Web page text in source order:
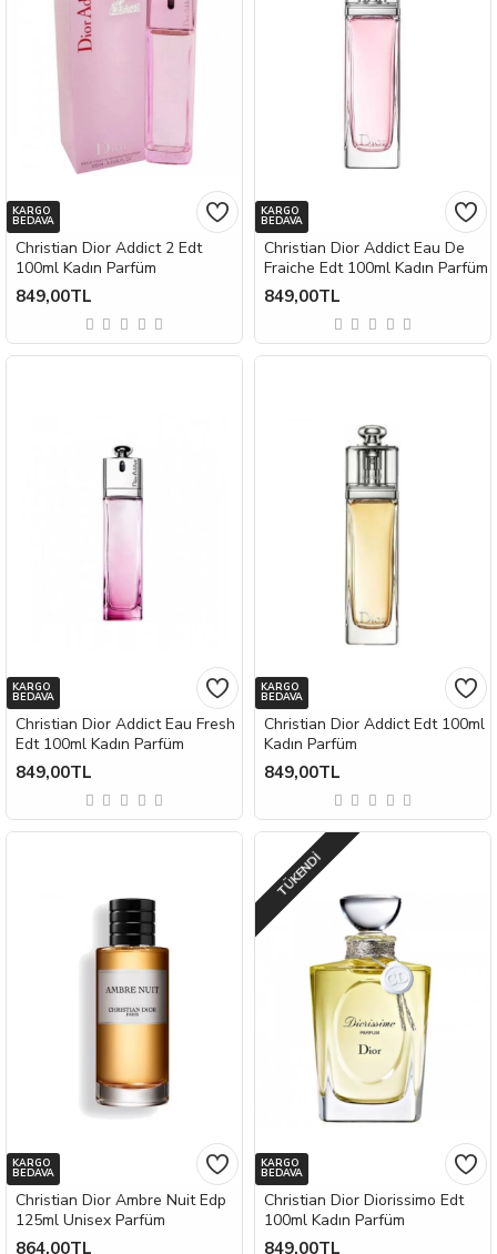
KARGO
BEDAVA
Christian Dior Addict 2 Edt
100ml Kadın Parfüm
849,00TL
KARGO
BEDAVA
Christian Dior Addict Eau De
Fraiche Edt 100ml Kadın Parfüm
849,00TL
KARGO
BEDAVA
Christian Dior Addict Eau Fresh
Edt 100ml Kadın Parfüm
849,00TL
KARGO
BEDAVA
Christian Dior Addict Edt 100ml
Kadın Parfüm
849,00TL
KARGO
BEDAVA
Christian Dior Ambre Nuit Edp
125ml Unisex Parfüm
864,00TL
KARGO
BEDAVA
TÜKENDI
Christian Dior Diorissimo Edt
100ml Kadın Parfüm
849,00TL